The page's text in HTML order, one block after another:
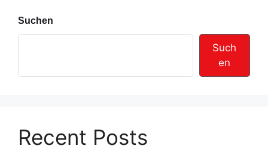
Suchen
Such
en
Recent Posts